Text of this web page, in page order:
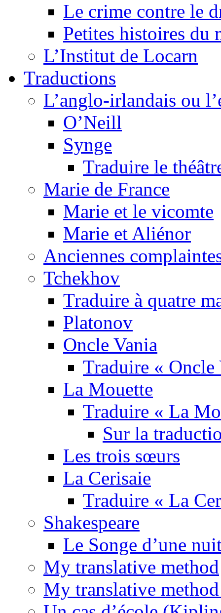
Le crime contre le
Petites histoires du
L’Institut de Locarn
Traductions
L’anglo-irlandais ou
O’Neill
Synge
Traduire le
Marie de France
Marie et le vicomte
Marie et Aliénor
Anciennes
Tchekhov
Traduire à quatre
Platonov
Oncle Vania
Traduire « Oncle
La Mouette
Traduire « La
Sur la
Les trois sœurs
La Cerisaie
Traduire « La
Shakespeare
Le Songe d’une
My translative method
My translative